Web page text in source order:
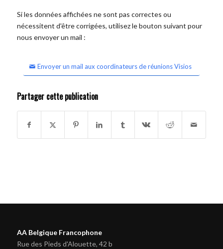
Si les données affichées ne sont pas correctes ou
nécessitent d'être corrigées, utilisez le bouton suivant pour
nous envoyer un mail :
Envoyer un mail aux coordinateurs de réunions Visios
Partager cette publication
AA Belgique Francophone
Rue des Pieds d'Alouette, 42 b